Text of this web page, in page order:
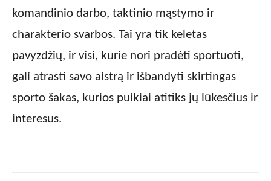
komandinio darbo, taktinio mąstymo ir
charakterio svarbos. Tai yra tik keletas
pavyzdžių, ir visi, kurie nori pradėti sportuoti,
gali atrasti savo aistrą ir išbandyti skirtingas
sporto šakas, kurios puikiai atitiks jų lūkesčius ir
interesus.